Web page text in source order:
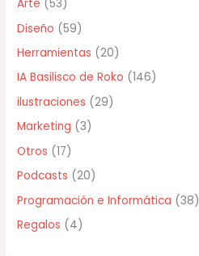
o
r
:
Arte (53)
Diseño (59)
Herramientas (20)
IA Basilisco de Roko (146)
ilustraciones (29)
Marketing (3)
Otros (17)
Podcasts (20)
Programación e Informática (38)
Regalos (4)